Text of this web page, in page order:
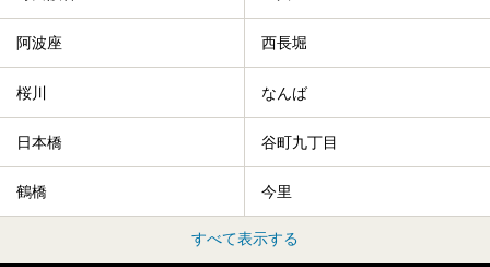
阿波座 西長堀
桜川 なんば
日本橋 谷町九丁目
鶴橋 今里
すべて表示する